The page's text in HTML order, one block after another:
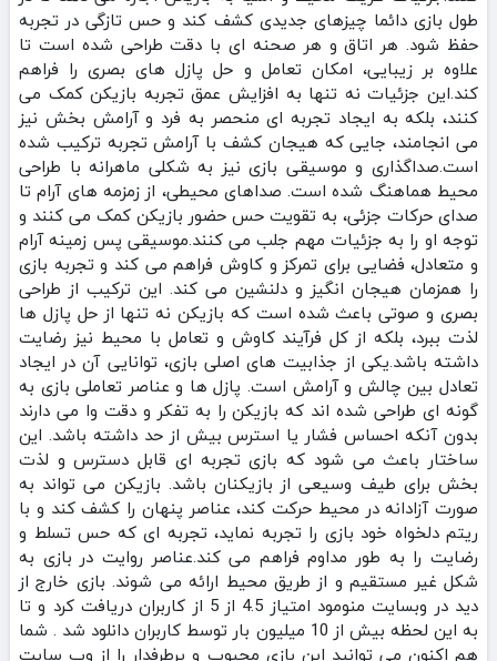
طول بازی دائما چیزهای جدیدی کشف کند و حس تازگی در تجربه
حفظ شود. هر اتاق و هر صحنه‌ ای با دقت طراحی شده است تا
علاوه بر زیبایی، امکان تعامل و حل پازل‌ های بصری را فراهم
کند.این جزئیات نه تنها به افزایش عمق تجربه بازیکن کمک می‌
کنند، بلکه به ایجاد تجربه‌ ای منحصر به فرد و آرامش‌ بخش نیز
می‌ انجامند، جایی که هیجان کشف با آرامش تجربه ترکیب شده
است.صداگذاری و موسیقی بازی نیز به شکلی ماهرانه با طراحی
محیط هماهنگ شده است. صداهای محیطی، از زمزمه‌ های آرام تا
صدای حرکات جزئی، به تقویت حس حضور بازیکن کمک می‌ کنند و
توجه او را به جزئیات مهم جلب می‌ کنند.موسیقی پس‌ زمینه آرام
و متعادل، فضایی برای تمرکز و کاوش فراهم می‌ کند و تجربه بازی
را همزمان هیجان‌ انگیز و دلنشین می‌ کند. این ترکیب از طراحی
بصری و صوتی باعث شده است که بازیکن نه تنها از حل پازل‌ ها
لذت ببرد، بلکه از کل فرآیند کاوش و تعامل با محیط نیز رضایت
داشته باشد.یکی از جذابیت‌ های اصلی بازی، توانایی آن در ایجاد
تعادل بین چالش و آرامش است. پازل‌ ها و عناصر تعاملی بازی به
گونه‌ ای طراحی شده‌ اند که بازیکن را به تفکر و دقت وا می‌ دارند
بدون آنکه احساس فشار یا استرس بیش از حد داشته باشد. این
ساختار باعث می‌ شود که بازی تجربه‌ ای قابل دسترس و لذت‌
بخش برای طیف وسیعی از بازیکنان باشد. بازیکن می‌ تواند به
صورت آزادانه در محیط حرکت کند، عناصر پنهان را کشف کند و با
ریتم دلخواه خود بازی را تجربه نماید، تجربه‌ ای که حس تسلط و
رضایت را به طور مداوم فراهم می‌ کند.عناصر روایت در بازی به
شکل غیر مستقیم و از طریق محیط ارائه می‌ شوند. بازی خارج از
دید در وبسایت منومود امتیاز 4.5 از 5 از کاربران دریافت کرد و تا
به این لحظه بیش از 10 میلیون بار توسط کاربران دانلود شد . شما
هم اکنون می توانید این بازی محبوب و پرطرفدار را از وب سایت